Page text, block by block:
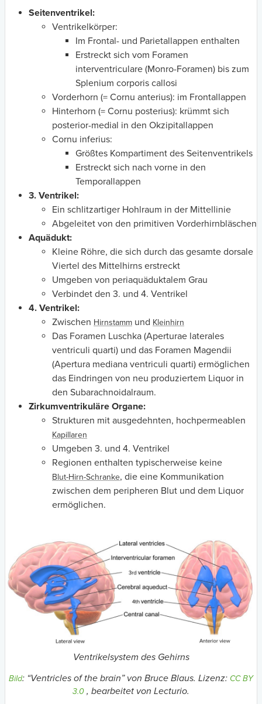
Seitenventrikel:
Ventrikelkörper:
Im Frontal- und Parietallappen enthalten
Erstreckt sich vom Foramen
interventriculare (Monro-Foramen) bis zum
Splenium corporis callosi
Vorderhorn (= Cornu anterius): im Frontallappen
Hinterhorn (= Cornu posterius): krümmt sich
posterior-medial in den Okzipitallappen
Cornu inferius:
Größtes Kompartiment des Seitenventrikels
Erstreckt sich nach vorne in den
Temporallappen
3. Ventrikel:
Ein schlitzartiger Hohlraum in der Mittellinie
Abgeleitet von den primitiven Vorderhirnbläschen
Aquädukt:
Kleine Röhre, die sich durch das gesamte dorsale
Viertel des Mittelhirns erstreckt
Umgeben von periaquäduktalem Grau
Verbindet den 3. und 4. Ventrikel
4. Ventrikel:
Zwischen Hirnstamm und Kleinhirn
Das Foramen Luschka (Aperturae laterales
ventriculi quarti) und das Foramen Magendii
(Apertura mediana ventriculi quarti) ermöglichen
das Eindringen von neu produziertem Liquor in
den Subarachnoidalraum.
Zirkumventrikuläre Organe:
Strukturen mit ausgedehnten, hochpermeablen
Kapillaren
Umgeben 3. und 4. Ventrikel
Regionen enthalten typischerweise keine
Blut-Hirn-Schranke, die eine Kommunikation
zwischen dem peripheren Blut und dem Liquor
ermöglichen.
Ventrikelsystem des Gehirns
Bild: “Ventricles of the brain” von Bruce Blaus. Lizenz: CC BY
3.0 , bearbeitet von Lecturio.